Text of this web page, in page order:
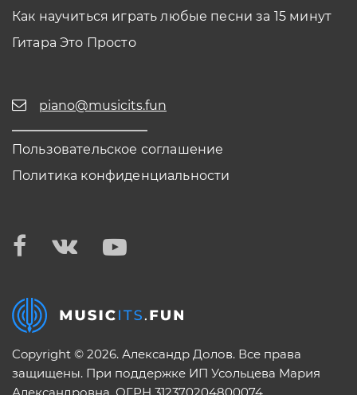
Как научиться играть любые песни за 15 минут
Гитара Это Просто
piano@musicits.fun
Пользовательское соглашение
Политика конфиденциальности
Copyright © 2026. Александр Долов. Все права
защищены. При поддержке ИП Усольцева Мария